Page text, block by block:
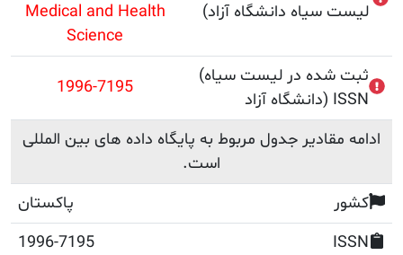
Medical and Health
دانشگاه آزاد)
1996-7195
(ثبت شده در لیست سیاه
جدول مربوط به پایگاه داده های بین المللی
1996-7195